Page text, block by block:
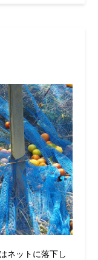
ネットに落下し